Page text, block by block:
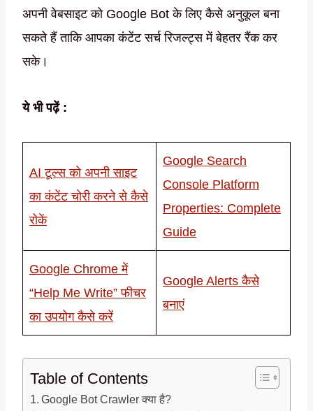
अपनी वेबसाइट को Google Bot के लिए कैसे अनुकूल बना
सकते हैं ताकि आपका कंटेंट सर्च रिजल्ट्स में बेहतर रैंक कर
सके।
ये भी पढ़ें :
AI टूल्स को अपनी साइट
का कंटेंट चोरी करने से कैसे
रोकें
Google Search
Console Platform
Properties: Complete
Guide
Google Chrome में
“Help Me Write” फीचर
का उपयोग कैसे करें
Google Alerts कैसे
बनाएं
Table of Contents
Google Bot Crawler क्या है?